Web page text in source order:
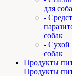
для
-
собак
- Сухой
собак
Продукты
Продукты